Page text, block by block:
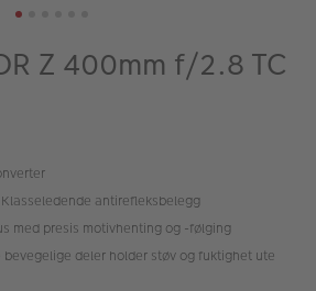
Z 400mm f/2.8 TC
antirefleksbelegg
med presis motivhenting og -følging
bevegelige deler holder støv og fuktighet ute